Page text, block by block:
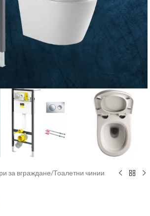
за вграждане/Тоалетни чинии